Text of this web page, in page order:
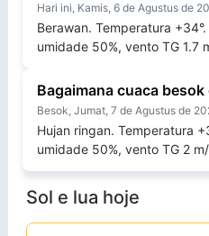
Hari ini, Kamis, 6 de Agustus de
Berawan. Temperatura
umidade 50%, vento TG 1.7
Bagaimana cuaca besok
Besok, Jumat, 7 de Agustus de
Hujan ringan. Temperatura
umidade 50%, vento TG 2
Sol e lua hoje